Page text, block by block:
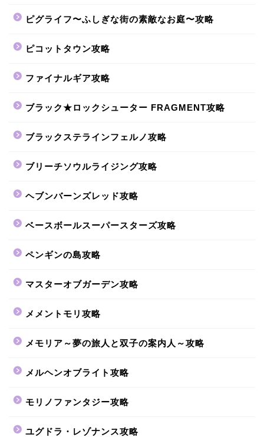
ピグライフ〜ふしぎな街の素敵なお庭〜攻略
ピコットタウン攻略
ファイナルギア攻略
ブラック★ロックシューター FRAGMENT攻略
ブラックステラインフェルノ攻略
ブリーチソウルライジング攻略
ヘブンバーンズレッド攻略
ベースボールスーパースターズ攻略
ペンギンの島攻略
マスターオブガーデン攻略
メメントモリ攻略
メモリア～夢の旅人と双子の案内人～攻略
メルヘンオブライト攻略
モリノファンタジー攻略
ユグドラ・レゾナンス攻略